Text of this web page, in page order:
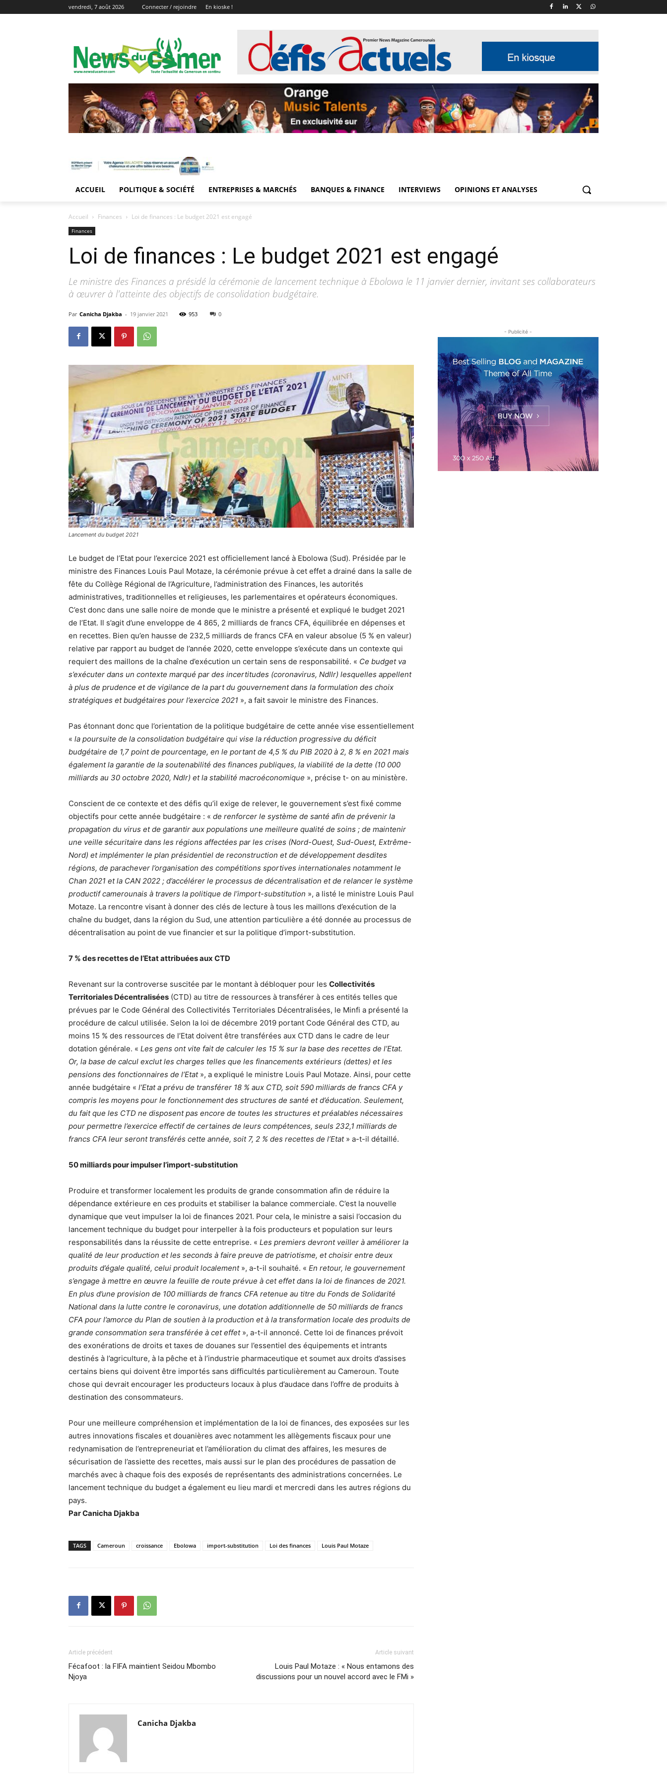
vendredi, 7 août 2026 Connecter / rejoindre En kioske !
ACCUEIL POLITIQUE & SOCIÉTÉ ENTREPRISES & MARCHÉS BANQUES & FINANCE INTERVIEWS OPINIONS ET ANALYSES
Accueil Finances Loi de finances : Le budget 2021 est engagé
Finances
Loi de finances : Le budget 2021 est engagé
Le ministre des Finances a présidé la cérémonie de lancement technique à Ebolowa le 11 janvier dernier, invitant ses collaborateurs
à œuvrer à l'atteinte des objectifs de consolidation budgétaire.
Par Canicha Djakba - 19 janvier 2021 953 0
Lancement du budget 2021
Le budget de l’Etat pour l’exercice 2021 est officiellement lancé à Ebolowa (Sud). Présidée par le
ministre des Finances Louis Paul Motaze, la cérémonie prévue à cet effet a drainé dans la salle de
fête du Collège Régional de l’Agriculture, l’administration des Finances, les autorités
administratives, traditionnelles et religieuses, les parlementaires et opérateurs économiques.
C’est donc dans une salle noire de monde que le ministre a présenté et expliqué le budget 2021
de l’Etat. Il s’agit d’une enveloppe de 4 865, 2 milliards de francs CFA, équilibrée en dépenses et
en recettes. Bien qu’en hausse de 232,5 milliards de francs CFA en valeur absolue (5 % en valeur)
relative par rapport au budget de l’année 2020, cette enveloppe s’exécute dans un contexte qui
requiert des maillons de la chaîne d’exécution un certain sens de responsabilité. « Ce budget va
s’exécuter dans un contexte marqué par des incertitudes (coronavirus, Ndllr) lesquelles appellent
à plus de prudence et de vigilance de la part du gouvernement dans la formulation des choix
stratégiques et budgétaires pour l’exercice 2021 », a fait savoir le ministre des Finances.
Pas étonnant donc que l’orientation de la politique budgétaire de cette année vise essentiellement
« la poursuite de la consolidation budgétaire qui vise la réduction progressive du déficit
budgétaire de 1,7 point de pourcentage, en le portant de 4,5 % du PIB 2020 à 2, 8 % en 2021 mais
également la garantie de la soutenabilité des finances publiques, la viabilité de la dette (10 000
milliards au 30 octobre 2020, Ndlr) et la stabilité macroéconomique », précise t- on au ministère.
Conscient de ce contexte et des défis qu’il exige de relever, le gouvernement s’est fixé comme
objectifs pour cette année budgétaire : « de renforcer le système de santé afin de prévenir la
propagation du virus et de garantir aux populations une meilleure qualité de soins ; de maintenir
une veille sécuritaire dans les régions affectées par les crises (Nord-Ouest, Sud-Ouest, Extrême-
Nord) et implémenter le plan présidentiel de reconstruction et de développement desdites
régions, de parachever l’organisation des compétitions sportives internationales notamment le
Chan 2021 et la CAN 2022 ; d’accélérer le processus de décentralisation et de relancer le système
productif camerounais à travers la politique de l’import-substitution », a listé le ministre Louis Paul
Motaze. La rencontre visant à donner des clés de lecture à tous les maillons d’exécution de la
chaîne du budget, dans la région du Sud, une attention particulière a été donnée au processus de
décentralisation au point de vue financier et sur la politique d’import-substitution.
7 % des recettes de l’Etat attribuées aux CTD
Revenant sur la controverse suscitée par le montant à débloquer pour les Collectivités
Territoriales Décentralisées (CTD) au titre de ressources à transférer à ces entités telles que
prévues par le Code Général des Collectivités Territoriales Décentralisées, le Minfi a présenté la
procédure de calcul utilisée. Selon la loi de décembre 2019 portant Code Général des CTD, au
moins 15 % des ressources de l’Etat doivent être transférées aux CTD dans le cadre de leur
dotation générale. « Les gens ont vite fait de calculer les 15 % sur la base des recettes de l’Etat.
Or, la base de calcul exclut les charges telles que les financements extérieurs (dettes) et les
pensions des fonctionnaires de l’Etat», a expliqué le ministre Louis Paul Motaze. Ainsi, pour cette
année budgétaire « l’Etat a prévu de transférer 18 % aux CTD, soit 590 milliards de francs CFA y
compris les moyens pour le fonctionnement des structures de santé et d’éducation. Seulement,
du fait que les CTD ne disposent pas encore de toutes les structures et préalables nécessaires
pour permettre l’exercice effectif de certaines de leurs compétences, seuls 232,1 milliards de
francs CFA leur seront transférés cette année, soit 7, 2 % des recettes de l’Etat» a-t-il détaillé.
50 milliards pour impulser l’import-substitution
Produire et transformer localement les produits de grande consommation afin de réduire la
dépendance extérieure en ces produits et stabiliser la balance commerciale. C’est la nouvelle
dynamique que veut impulser la loi de finances 2021. Pour cela, le ministre a saisi l’occasion du
lancement technique du budget pour interpeller à la fois producteurs et population sur leurs
responsabilités dans la réussite de cette entreprise. « Les premiers devront veiller à améliorer la
qualité de leur production et les seconds à faire preuve de patriotisme, et choisir entre deux
produits d’égale qualité, celui produit localement », a-t-il souhaité. « En retour, le gouvernement
s’engage à mettre en œuvre la feuille de route prévue à cet effet dans la loi de finances de 2021.
En plus d’une provision de 100 milliards de francs CFA retenue au titre du Fonds de Solidarité
National dans la lutte contre le coronavirus, une dotation additionnelle de 50 milliards de francs
CFA pour l’amorce du Plan de soutien à la production et à la transformation locale des produits de
grande consommation sera transférée à cet effet», a-t-il annoncé. Cette loi de finances prévoit
des exonérations de droits et taxes de douanes sur l’essentiel des équipements et intrants
destinés à l’agriculture, à la pêche et à l’industrie pharmaceutique et soumet aux droits d’assises
certains biens qui doivent être importés sans difficultés particulièrement au Cameroun. Toute
chose qui devrait encourager les producteurs locaux à plus d’audace dans l’offre de produits à
destination des consommateurs.
Pour une meilleure compréhension et implémentation de la loi de finances, des exposées sur les
autres innovations fiscales et douanières avec notamment les allègements fiscaux pour une
redynamisation de l’entrepreneuriat et l’amélioration du climat des affaires, les mesures de
sécurisation de l’assiette des recettes, mais aussi sur le plan des procédures de passation de
marchés avec à chaque fois des exposés de représentants des administrations concernées. Le
lancement technique du budget a également eu lieu mardi et mercredi dans les autres régions du
pays.
Par Canicha Djakba
TAGS Cameroun croissance Ebolowa import-substitution Loi des finances Louis Paul Motaze
Article précédent
Fécafoot : la FIFA maintient Seidou Mbombo
Njoya
Article suivant
Louis Paul Motaze : « Nous entamons des
discussions pour un nouvel accord avec le FMi »
Canicha Djakba
- Publicité -